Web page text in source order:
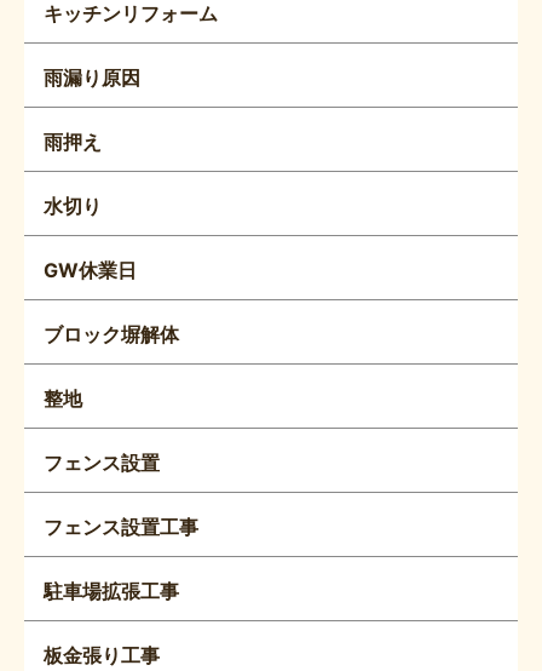
キッチンリフォーム
雨漏り原因
雨押え
水切り
GW休業日
ブロック塀解体
整地
フェンス設置
フェンス設置工事
駐車場拡張工事
板金張り工事